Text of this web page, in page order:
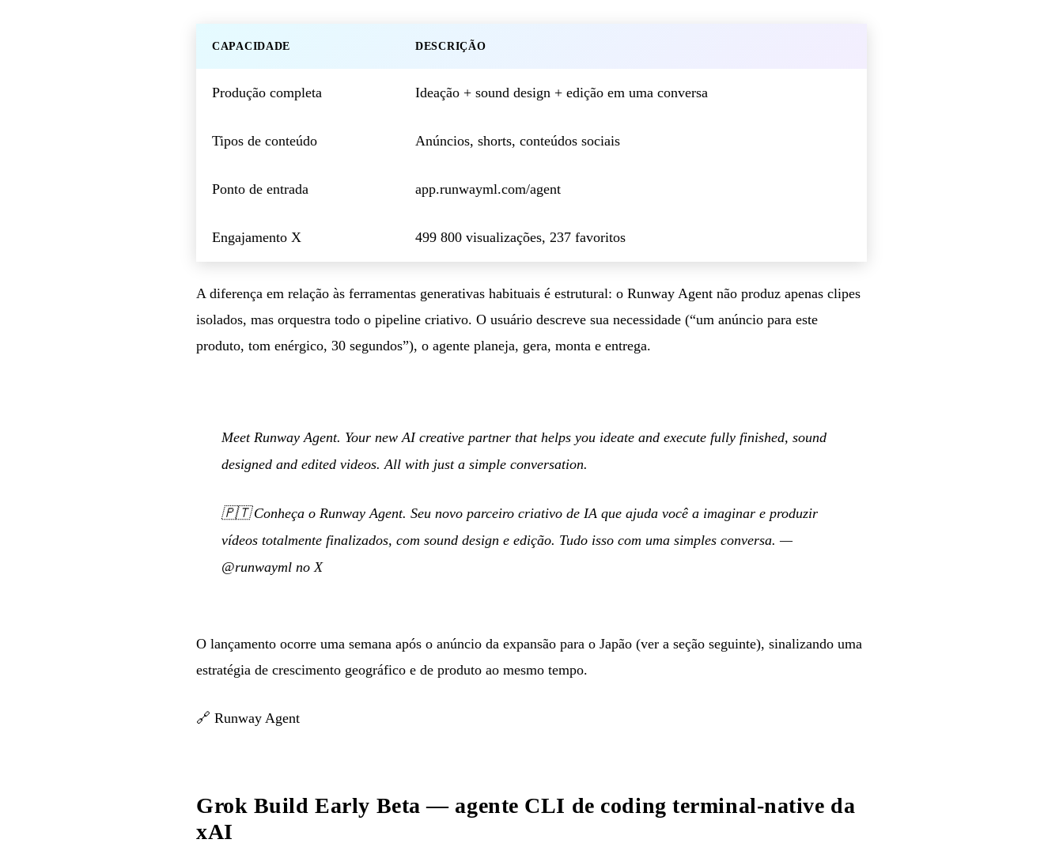
CAPACIDADE DESCRIÇÃO
Produção completa Ideação + sound design + edição em uma conversa
Tipos de conteúdo Anúncios, shorts, conteúdos sociais
Ponto de entrada app.runwayml.com/agent
Engajamento X 499 800 visualizações, 237 favoritos
A diferença em relação às ferramentas generativas habituais é estrutural: o Runway Agent não produz apenas clipes
isolados, mas orquestra todo o pipeline criativo. O usuário descreve sua necessidade (“um anúncio para este
produto, tom enérgico, 30 segundos”), o agente planeja, gera, monta e entrega.
Meet Runway Agent. Your new AI creative partner that helps you ideate and execute fully finished, sound
designed and edited videos. All with just a simple conversation.
🇵🇹Conheça o Runway Agent. Seu novo parceiro criativo de IA que ajuda você a imaginar e produzir
vídeos totalmente finalizados, com sound design e edição. Tudo isso com uma simples conversa. —
@runwayml no X
O lançamento ocorre uma semana após o anúncio da expansão para o Japão (ver a seção seguinte), sinalizando uma
estratégia de crescimento geográfico e de produto ao mesmo tempo.
🔗 Runway Agent
Grok Build Early Beta — agente CLI de coding terminal-native da
xAI